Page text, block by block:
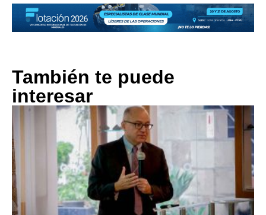
También te puede
interesar